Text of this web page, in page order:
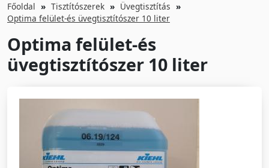
Főoldal Tisztítószerek
Üvegtisztítás
Optima felület-és üvegtisztítószer 10 liter
Optima felület-és
üvegtisztítószer 10 liter